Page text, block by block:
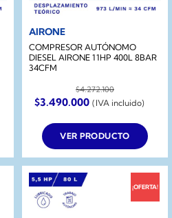
AIRONE
COMPRESOR AUTÓNOMO
DIESEL AIRONE 11HP 400L 8BAR
34CFM
$4.272.100
El
precio
era:
$4.272.100.
$3.490.000El
precio
es:
$3.490.000.
(IVA incluido)
VER PRODUCTO
¡OFERTA!